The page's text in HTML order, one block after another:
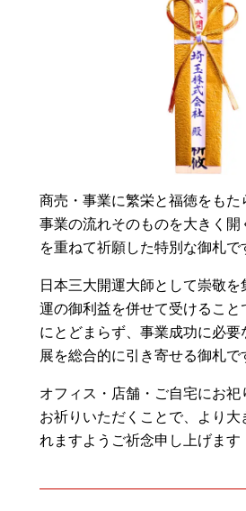
商売・事業に繁栄と福徳をもた
事業の流れそのものを大きく開
を重ねて祈願した特別な御札で
日本三大開運大師として崇敬を
運の御利益を併せて受けること
にとどまらず、事業成功に必要
展を総合的に引き寄せる御札で
オフィス・店舗・ご自宅にお祀
お祈りいただくことで、より大
れますようご祈念申し上げます